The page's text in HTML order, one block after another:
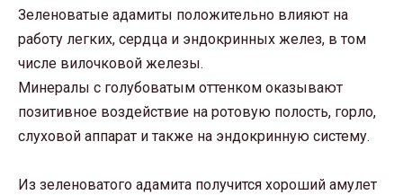
Зеленоватые адамиты положительно влияют на
работу легких, сердца и эндокринных желез, в том
числе вилочковой железы.
Минералы с голубоватым оттенком оказывают
позитивное воздействие на ротовую полость, горло,
слуховой аппарат и также на эндокринную систему.
Из зеленоватого адамита получится хороший амулет